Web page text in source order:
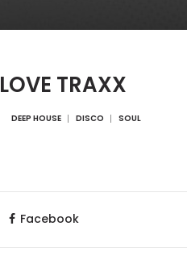
LOVE TRAXX
DEEP HOUSE DISCO SOUL
Facebook